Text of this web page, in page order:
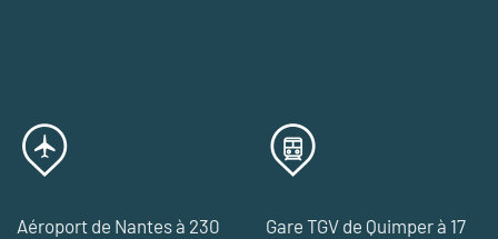
Aéroport de Nantes à 230
Gare TGV de Quimper à 17